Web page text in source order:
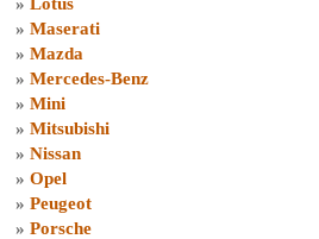
» Maserati
» Mazda
» Mercedes-Benz
» Mini
» Mitsubishi
» Nissan
» Opel
» Peugeot
» Porsche